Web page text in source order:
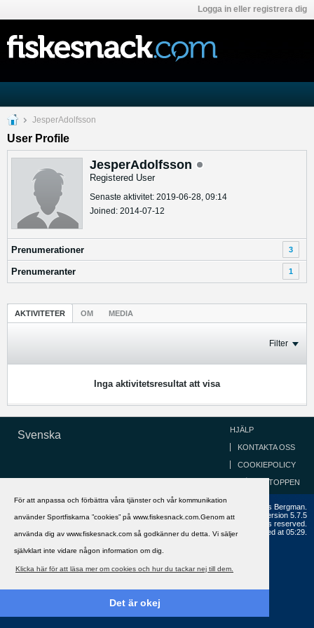
För att anpassa och förbättra våra tjänster och vår kommunikation
använder Sportfiskarna ”cookies” på www.fiskesnack.com.Genom att
använda dig av www.fiskesnack.com så godkänner du detta. Vi säljer
självklart inte vidare någon information om dig.
Klicka här för att läsa mer om cookies och hur du tackar nej till dem.
Det är okej
Logga in eller registrera dig
JesperAdolfsson
User Profile
JesperAdolfsson
Registered User
Senaste aktivitet: 2019-06-28, 09:14
Joined: 2014-07-12
Prenumerationer 3
Prenumeranter 1
AKTIVITETER OM MEDIA
Filter
Inga aktivitetsresultat att visa
Svenska HJÄLP
KONTAKTA OSS
COOKIEPOLICY
GÅ TILL TOPPEN
Copyright ©2002 - 2021, FiskeSnack.com. Grundad 2002 av Anders Bergman.
Powered byvBulletin®
Version 5.7.5
Copyright © 2026 MH Sub I, LLC dba vBulletin. All rights reserved.
All times are GMT+1. This page was generated at 05:29.